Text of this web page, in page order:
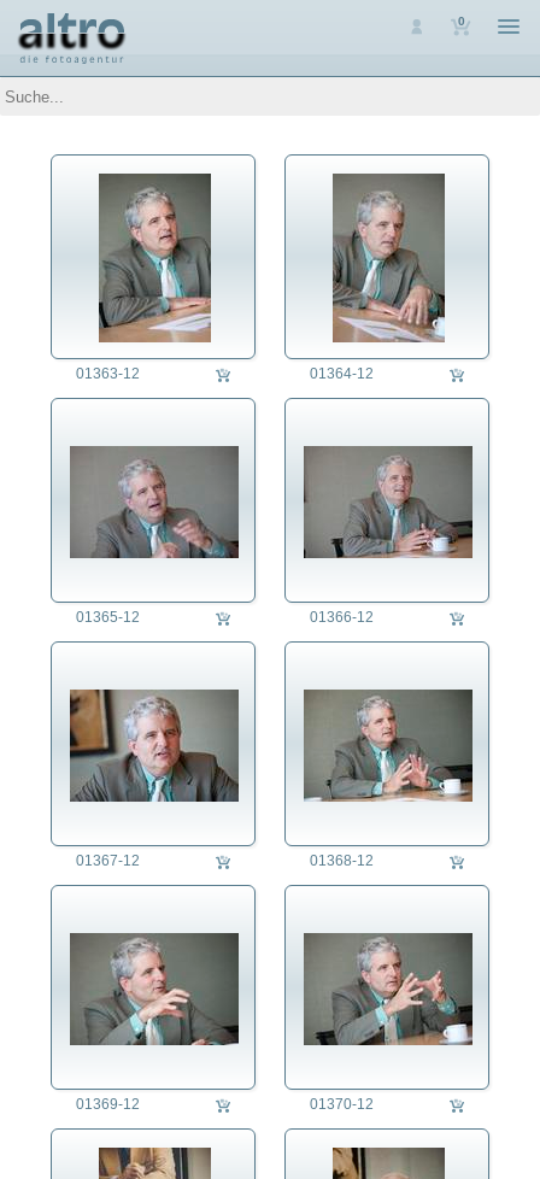
0
Auswahl
Bayern
Adel
Forschung/Wissenschaft
Kultur
Medien
Medizin
Militär
Politik
Verband
Verein
Verwaltung
Wirtschaft
Regensburg
die fotografen
fotoagentur
agb
01363-12 01364-12
01365-12 01366-12
01367-12 01368-12
01369-12 01370-12